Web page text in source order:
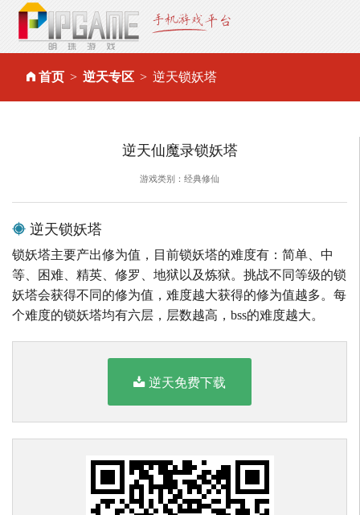
首页 逆天专区 逆天锁妖塔
逆天仙魔录锁妖塔
游戏类别：经典修仙
逆天锁妖塔
锁妖塔主要产出修为值，目前锁妖塔的难度有：简单、中
等、困难、精英、修罗、地狱以及炼狱。挑战不同等级的锁
妖塔会获得不同的修为值，难度越大获得的修为值越多。每
个难度的锁妖塔均有六层，层数越高，bss的难度越大。
逆天免费下载